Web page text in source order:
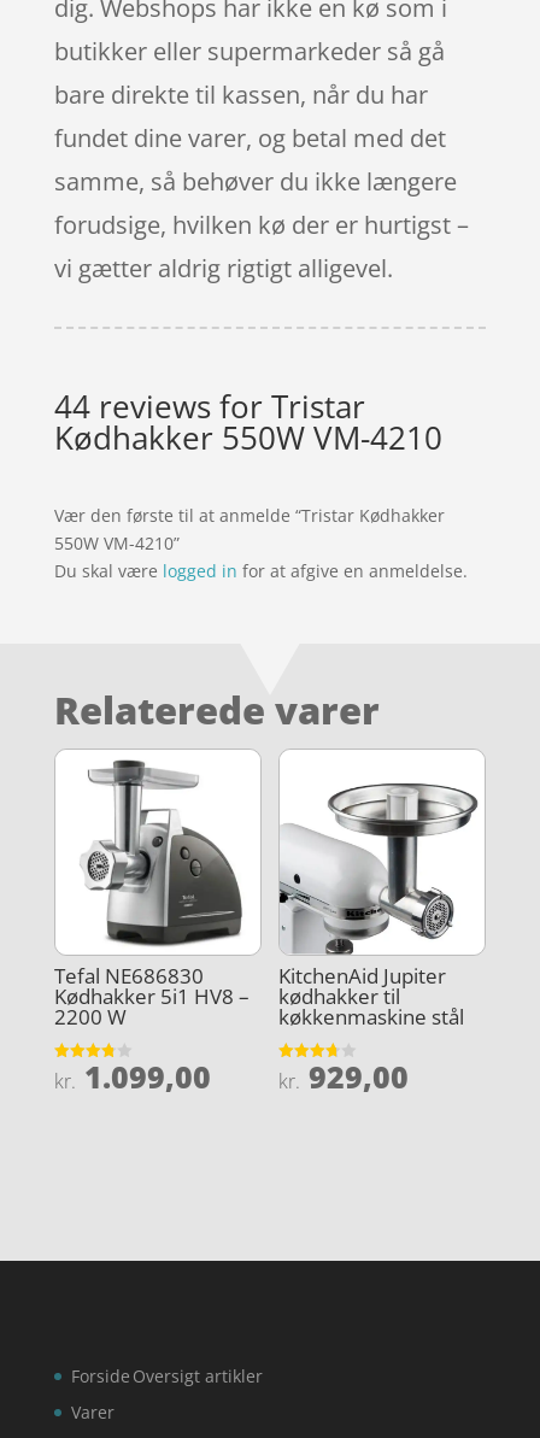
dig. Webshops har ikke en kø som i
butikker eller supermarkeder så gå
bare direkte til kassen, når du har
fundet dine varer, og betal med det
samme, så behøver du ikke længere
forudsige, hvilken kø der er hurtigst –
vi gætter aldrig rigtigt alligevel.
44 reviews forTristar
Kødhakker 550W VM-4210
Vær den første til at anmelde “Tristar Kødhakker
550W VM-4210”
Du skal være logged in for at afgive en anmeldelse.
Relaterede varer
Tefal NE686830
Kødhakker 5i1 HV8 –
2200 W
Vurderet
3.8
kr. 1.099,00
KitchenAid Jupiter
kødhakker til
køkkenmaskine stål
Vurderet
3.7
kr. 929,00
Forside
Varer
Oversigt artikler